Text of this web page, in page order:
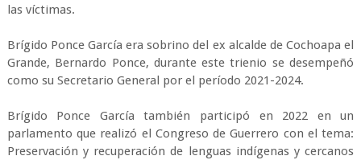
las víctimas.
Brígido Ponce García era sobrino del ex alcalde de Cochoapa el
Grande, Bernardo Ponce, durante este trienio se desempeñó
como su Secretario General por el período 2021-2024.
Brígido Ponce García también participó en 2022 en un
parlamento que realizó el Congreso de Guerrero con el tema:
Preservación y recuperación de lenguas indígenas y cercanos